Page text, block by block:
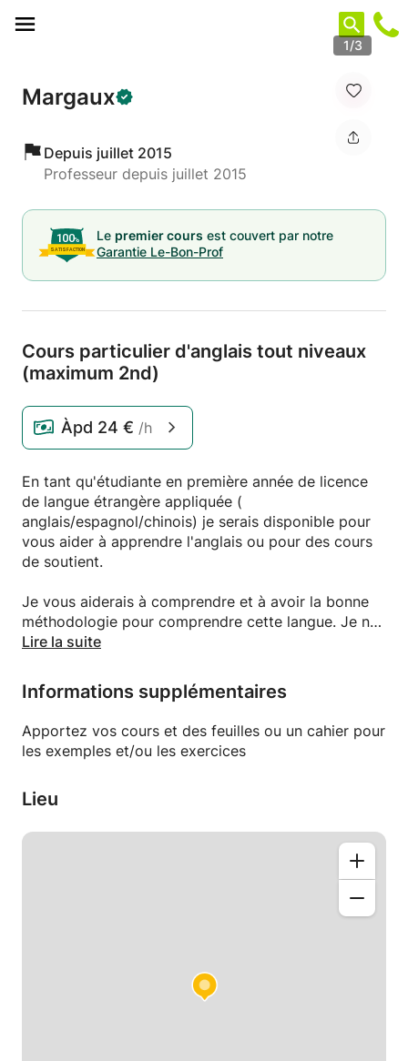
1/3
Margaux
Depuis juillet 2015
Professeur depuis juillet 2015
Le premier cours est couvert par notre
Garantie Le-Bon-Prof
Cours particulier d'anglais tout niveaux
(maximum 2nd)
Àpd 24 € /h
En tant qu'étudiante en première année de licence
de langue étrangère appliquée (
anglais/espagnol/chinois) je serais disponible pour
vous aider à apprendre l'anglais ou pour des cours
de soutient.
Je vous aiderais à comprendre et à avoir la bonne
méthodologie pour comprendre cette langue. Je ne
suis pas là pour forcer et stresser les anglophones
bonne humeur !
Lire la suite
Informations supplémentaires
Apportez vos cours et des feuilles ou un cahier pour
les exemples et/ou les exercices
Lieu